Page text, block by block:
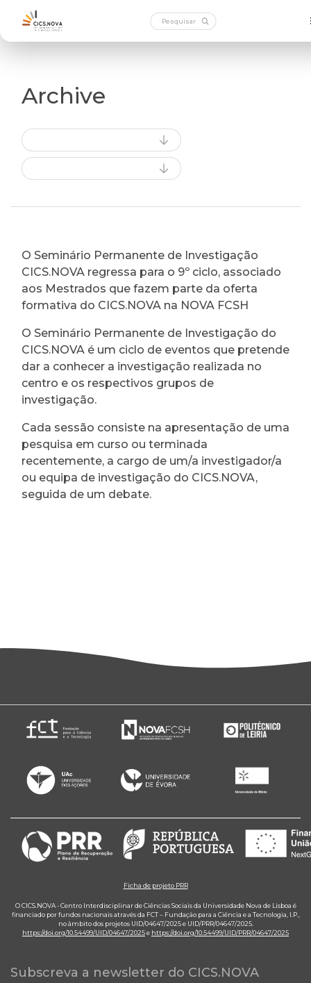
Archive
O Seminário Permanente de Investigação
CICS.NOVA regressa para o 9º ciclo, associado
aos Mestrados que fazem parte da oferta
formativa do CICS.NOVA na NOVA FCSH
O Seminário Permanente de Investigação do
CICS.NOVA é um ciclo de eventos que pretende
dar a conhecer a investigação realizada no
centro e os respectivos grupos de
investigação.
Cada sessão consiste na apresentação de uma
pesquisa em curso ou terminada
recentemente, a cargo de um/a investigador/a
ou equipa de investigação do CICS.NOVA,
seguida de um debate.
Ficha de projeto PRR
O CICS.NOVA - Centro Interdisciplinar de Ciências Sociais da Universidade Nova de Lisboa é
financiado por fundos nacionais através da FCT – Fundação para a Ciência e a Tecnologia, I.P.,
no âmbito dos projetos UID/04647/2025 e UID/PRR/04647/2025.
https://doi.org/10.54499/UID/04647/2025e https://doi.org/10.54499/UID/PRR/04647/2025
Subscreva a newsletter do CICS.NOVA